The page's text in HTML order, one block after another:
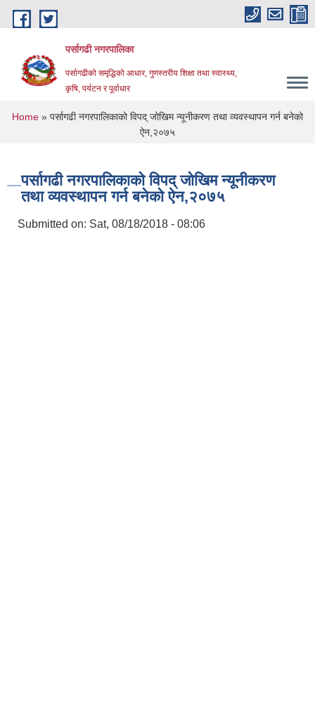
Skip to main content
पर्सागढी नगरपालिका
पर्सागढीको समृद्धिको आधार, गुणस्तरीय शिक्षा तथा स्वास्थ्य,
कृषि, पर्यटन र पूर्वाधार
You are here
Home » पर्सागढी नगरपालिकाको विपद् जोखिम न्यूनीकरण तथा व्यवस्थापन गर्न बनेको
ऐन,२०७५
पर्सागढी नगरपालिकाको विपद् जोखिम न्यूनीकरण
तथा व्यवस्थापन गर्न बनेको ऐन,२०७५
Submitted on: Sat, 08/18/2018 - 08:06